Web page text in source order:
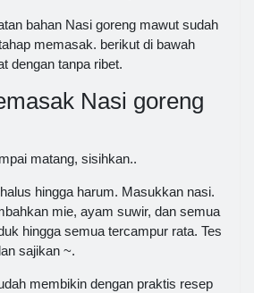
bahan Nasi goreng mawut sudah
memasak. berikut di bawah
dengan tanpa ribet.
Nasi goreng
matang, sisihkan..
hingga harum. Masukkan nasi.
mie, ayam suwir, dan semua
hingga semua tercampur rata. Tes
sajikan ~.
membikin dengan praktis resep